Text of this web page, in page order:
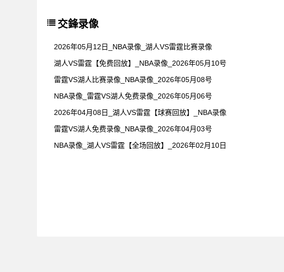
交鋒录像
2026年05月12日_NBA录像_湖人VS雷霆比赛录像
湖人VS雷霆【免费回放】_NBA录像_2026年05月10号
雷霆VS湖人比赛录像_NBA录像_2026年05月08号
NBA录像_雷霆VS湖人免费录像_2026年05月06号
2026年04月08日_湖人VS雷霆【球赛回放】_NBA录像
雷霆VS湖人免费录像_NBA录像_2026年04月03号
NBA录像_湖人VS雷霆【全场回放】_2026年02月10日